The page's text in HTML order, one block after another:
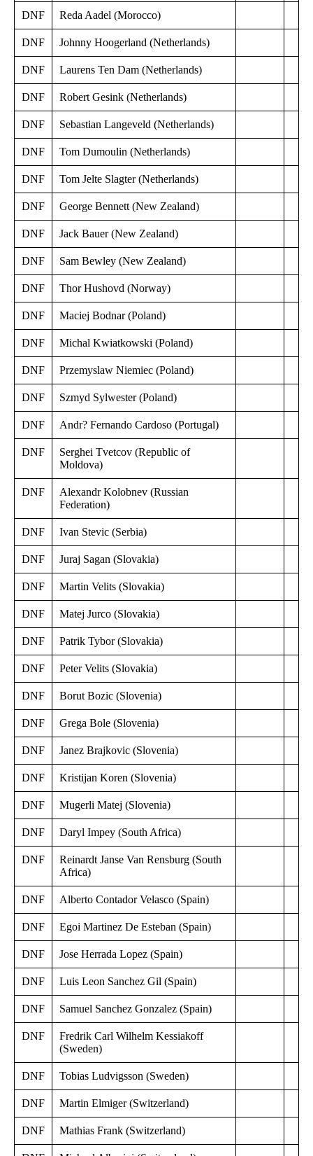
DNF Reda Aadel (Morocco)
DNF Johnny Hoogerland (Netherlands)
DNF Laurens Ten Dam (Netherlands)
DNF Robert Gesink (Netherlands)
DNF Sebastian Langeveld (Netherlands)
DNF Tom Dumoulin (Netherlands)
DNF Tom Jelte Slagter (Netherlands)
DNF George Bennett (New Zealand)
DNF Jack Bauer (New Zealand)
DNF Sam Bewley (New Zealand)
DNF Thor Hushovd (Norway)
DNF Maciej Bodnar (Poland)
DNF Michal Kwiatkowski (Poland)
DNF Przemyslaw Niemiec (Poland)
DNF Szmyd Sylwester (Poland)
DNF Andr? Fernando Cardoso (Portugal)
DNF
Serghei Tvetcov (Republic of
Moldova)
DNF
Alexandr Kolobnev (Russian
Federation)
DNF Ivan Stevic (Serbia)
DNF Juraj Sagan (Slovakia)
DNF Martin Velits (Slovakia)
DNF Matej Jurco (Slovakia)
DNF Patrik Tybor (Slovakia)
DNF Peter Velits (Slovakia)
DNF Borut Bozic (Slovenia)
DNF Grega Bole (Slovenia)
DNF Janez Brajkovic (Slovenia)
DNF Kristijan Koren (Slovenia)
DNF Mugerli Matej (Slovenia)
DNF Daryl Impey (South Africa)
DNF
Reinardt Janse Van Rensburg (South
Africa)
DNF Alberto Contador Velasco (Spain)
DNF Egoi Martinez De Esteban (Spain)
DNF Jose Herrada Lopez (Spain)
DNF Luis Leon Sanchez Gil (Spain)
DNF Samuel Sanchez Gonzalez (Spain)
DNF
Fredrik Carl Wilhelm Kessiakoff
(Sweden)
DNF Tobias Ludvigsson (Sweden)
DNF Martin Elmiger (Switzerland)
DNF Mathias Frank (Switzerland)